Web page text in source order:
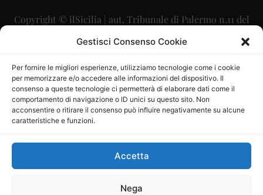
Gestisci Consenso Cookie
Per fornire le migliori esperienze, utilizziamo tecnologie come i cookie
per memorizzare e/o accedere alle informazioni del dispositivo. Il
consenso a queste tecnologie ci permetterà di elaborare dati come il
comportamento di navigazione o ID unici su questo sito. Non
acconsentire o ritirare il consenso può influire negativamente su alcune
caratteristiche e funzioni.
Accetta
Nega
Copyright © ilSicilia | aut. Tribunale di Palermo n.11 del
29/09/2015
Direttore Editoriale: Maurizio Scaglione
Direttore Responsabile: Maria Calabrese
P.IVA: 06334930820
Mercurio Comunicazione Società Cooperativa a r.l. è
iscritta al Registro degli Operatori di Comunicazione al